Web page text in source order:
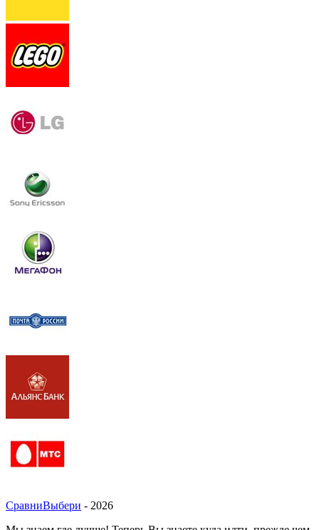
СравниВыбери - 2026